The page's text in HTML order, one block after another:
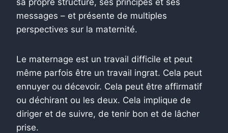
sa propre structure, ses principes et ses
messages – et présente de multiples
perspectives sur la maternité.
Le maternage est un travail difficile et peut
même parfois être un travail ingrat. Cela peut
ennuyer ou décevoir. Cela peut être affirmatif
ou déchirant ou les deux. Cela implique de
diriger et de suivre, de tenir bon et de lâcher
prise.